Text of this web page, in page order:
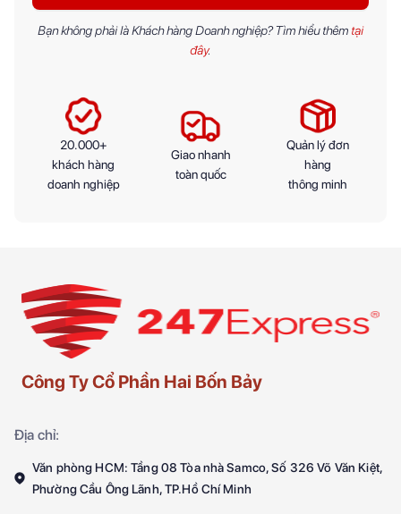
Bạn không phải là Khách hàng Doanh nghiệp? Tìm hiểu thêm tại
đây.
20.000+
khách hàng
doanh nghiệp
Giao nhanh
toàn quốc
Quản lý đơn
hàng
thông minh
Công Ty Cổ Phần Hai Bốn Bảy
Địa chỉ:
Văn phòng HCM: Tầng 08 Tòa nhà Samco, Số 326 Võ Văn Kiệt,
Phường Cầu Ông Lãnh, TP.Hồ Chí Minh